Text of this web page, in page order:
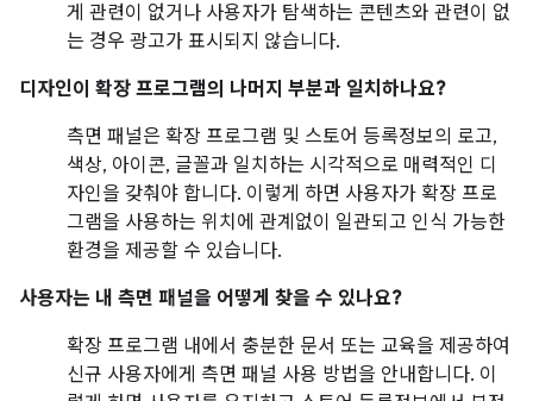
게 관련이 없거나 사용자가 탐색하는 콘텐츠와 관련이 없
는 경우 광고가 표시되지 않습니다.
디자인이 확장 프로그램의 나머지 부분과 일치하나요?
측면 패널은 확장 프로그램 및 스토어 등록정보의 로고,
색상, 아이콘, 글꼴과 일치하는 시각적으로 매력적인 디
자인을 갖춰야 합니다. 이렇게 하면 사용자가 확장 프로
그램을 사용하는 위치에 관계없이 일관되고 인식 가능한
환경을 제공할 수 있습니다.
사용자는 내 측면 패널을 어떻게 찾을 수 있나요?
확장 프로그램 내에서 충분한 문서 또는 교육을 제공하여
신규 사용자에게 측면 패널 사용 방법을 안내합니다. 이